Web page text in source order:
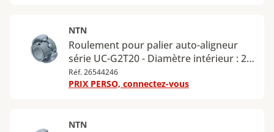
NTN
Roulement pour palier auto-aligneur
série UC-G2T20 - Diamètre intérieur : 25
mm - Diamètre extérieur : 52 mm
Réf. 26544246
PRIX PERSO, connectez-vous
NTN